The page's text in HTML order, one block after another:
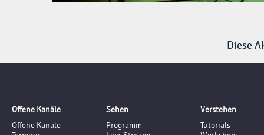
Diese
Offene Kanäle
Offene Kanäle
Sehen
Programm
Verstehen
Tutorials